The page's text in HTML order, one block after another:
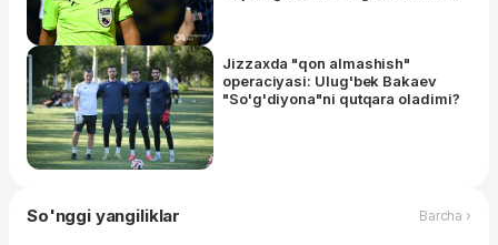
Jizzaxda "qon almashish"
operaciyasi: Ulug'bek Bakaev
"So'g'diyona"ni qutqara oladimi?
So'nggi yangiliklar Barcha ›